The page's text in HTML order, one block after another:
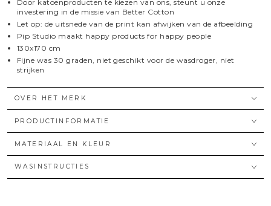
Door katoenproducten te kiezen van ons, steunt u onze
investering in de missie van Better Cotton
Let op: de uitsnede van de print kan afwijken van de afbeelding
Pip Studio maakt happy products for happy people
130x170 cm
Fijne was 30 graden, niet geschikt voor de wasdroger, niet
strijken
OVER HET MERK
PRODUCTINFORMATIE
MATERIAAL EN KLEUR
WASINSTRUCTIES